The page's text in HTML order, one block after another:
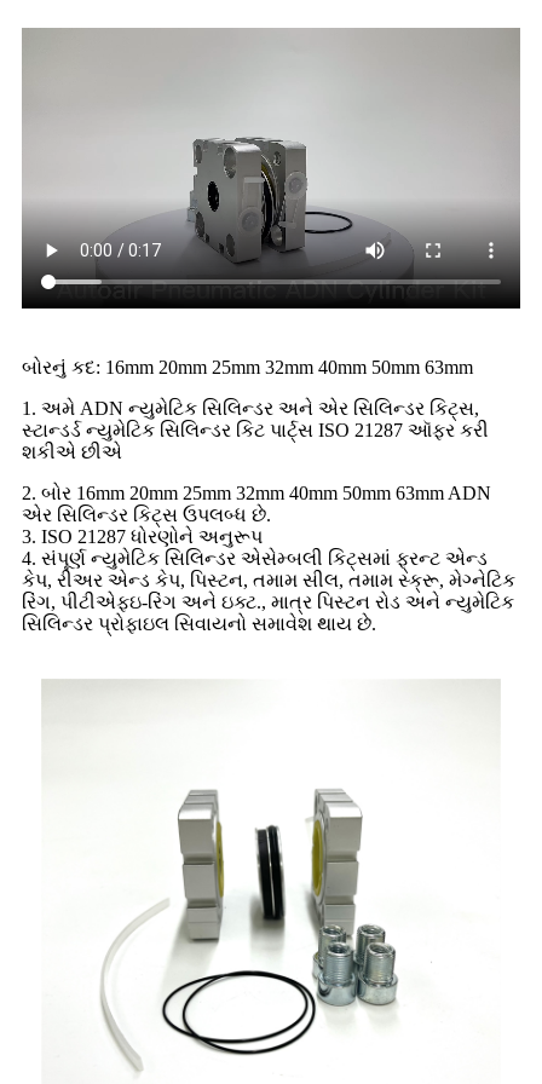
બોરનું કદ: 16mm 20mm 25mm 32mm 40mm 50mm 63mm
1. અમે ADN ન્યુમેટિક સિલિન્ડર અને એર સિલિન્ડર કિટ્સ,
સ્ટાન્ડર્ડ ન્યુમેટિક સિલિન્ડર કિટ પાર્ટ્સ ISO 21287 ઑફર કરી
શકીએ છીએ
2. બોર 16mm 20mm 25mm 32mm 40mm 50mm 63mm ADN
એર સિલિન્ડર કિટ્સ ઉપલબ્ધ છે.
3. ISO 21287 ધોરણોને અનુરૂપ
4. સંપૂર્ણ ન્યુમેટિક સિલિન્ડર એસેમ્બલી કિટ્સમાં ફ્રન્ટ એન્ડ
કેપ, રીઅર એન્ડ કેપ, પિસ્ટન, તમામ સીલ, તમામ સ્ક્રૂ, મેગ્નેટિક
રિંગ, પીટીએફઇ-રિંગ અને ઇક્ટ., માત્ર પિસ્ટન રોડ અને ન્યુમેટિક
સિલિન્ડર પ્રોફાઇલ સિવાયનો સમાવેશ થાય છે.